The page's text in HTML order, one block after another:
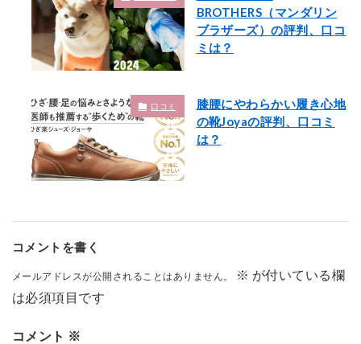
BROTHERS（マンダリン
ブラザーズ）の評判、口コ
ミは？
口コミ
膝腰にやわらかい履き心地
の靴Joyaの評判、口コミ
は？
コメントを書く
メールアドレスが公開されることはありません。 ※ が付いている欄
は必須項目です
コメント ※